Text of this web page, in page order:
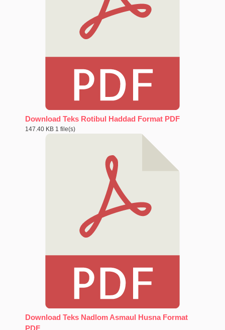
Download Teks Rotibul Haddad Format PDF
147.40 KB 1 file(s)
Download Teks Nadlom Asmaul Husna Format